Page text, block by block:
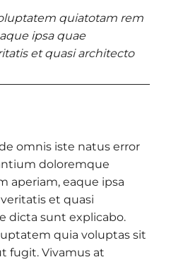
quiatotam rem
ipsa quae
et quasi architecto
omnis iste natus error
doloremque
aperiam, eaque ipsa
et quasi
dicta sunt explicabo.
quia voluptas sit
fugit. Vivamus at